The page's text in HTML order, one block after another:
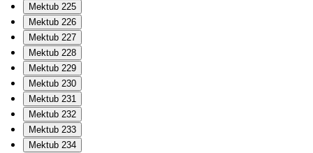
Mektub 225
Mektub 226
Mektub 227
Mektub 228
Mektub 229
Mektub 230
Mektub 231
Mektub 232
Mektub 233
Mektub 234